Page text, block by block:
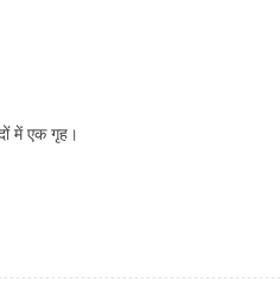
में एक गृह।